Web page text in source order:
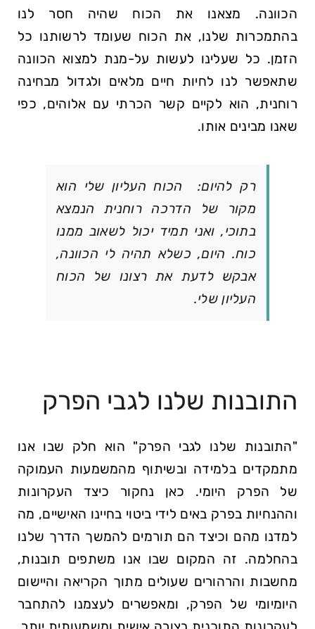
הכוונה. מצאנו את הכוח שהיה חסר לנו
בהתמכרות שלנו, את הכוח שעומד לרשותנו כל
הזמן. כל שעלינו לעשות על-מנת למצוא הכוונה
שתאפשר לנו לחיות חיים מלאים ולגדול מבחינה
רוחנית, הוא לקיים קשר הכרתי עם אלוהים, כפי
שאנו מבינים אותו.
רק להיום: הכוח העליון שלי הוא
מקור של הדרכה רוחנית הנמצא
בתוכי, ואני תמיד יכול לשאוב ממנו
כוח. היום, כשלא תהיה לי הכוונה,
אבקש לדעת את רצונו של הכוח
העליון שלי.
התובנות שלנו לגבי הפרק
"התובנות שלנו לגבי הפרק" הוא חלק שבו אנו
מתמקדים בלמידה ובשיתוף מהמשמעות העמוקה
של הפרק היומי. כאן נחקור כיצד העקרונות
וההנחיות בפרק באים לידי ביטוי בחיינו האישיים, מה
למדנו מהם וכיצד הם תורמים להמשך הדרך שלנו
בהחלמה. זה המקום שבו אנו משתפים תובנות,
מחשבות והרהורים שעולים מתוך הקריאה והיישום
היומיומי של הפרק, ומאפשרים לעצמנו להתחבר